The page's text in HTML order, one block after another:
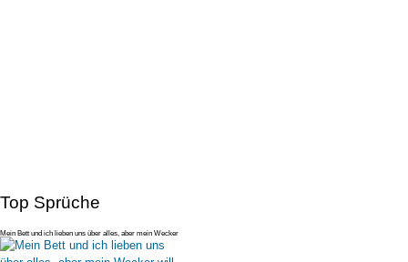
Top Sprüche
Mein Bett und ich lieben uns über alles, aber mein Wecker
will es einfac